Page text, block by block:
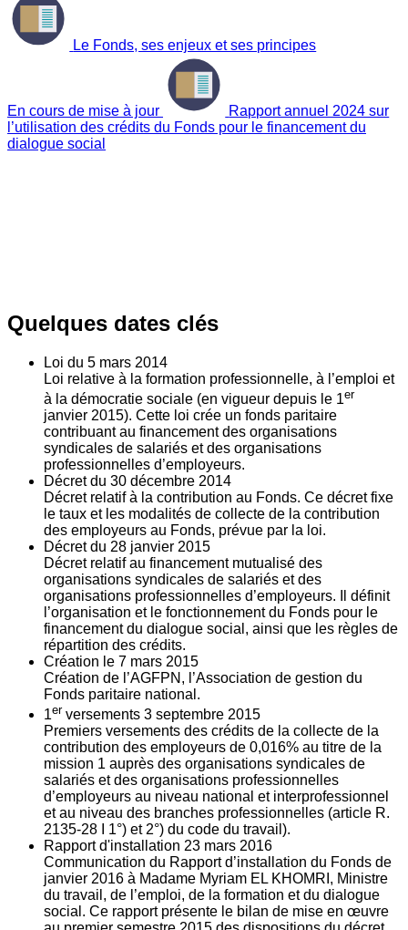
Le Fonds, ses enjeux et ses principes
En cours de mise à jour
Rapport annuel 2024 sur
l’utilisation des crédits du Fonds pour le financement du
dialogue social
Quelques dates clés
Loi du 5 mars 2014
Loi relative à la formation professionnelle, à l’emploi et
à la démocratie sociale (en vigueur depuis le 1er
janvier 2015). Cette loi crée un fonds paritaire
contribuant au financement des organisations
syndicales de salariés et des organisations
professionnelles d’employeurs.
Décret du 30 décembre 2014
Décret relatif à la contribution au Fonds. Ce décret fixe
le taux et les modalités de collecte de la contribution
des employeurs au Fonds, prévue par la loi.
Décret du 28 janvier 2015
Décret relatif au financement mutualisé des
organisations syndicales de salariés et des
organisations professionnelles d’employeurs. Il définit
l’organisation et le fonctionnement du Fonds pour le
financement du dialogue social, ainsi que les règles de
répartition des crédits.
Création le 7 mars 2015
Création de l’AGFPN, l’Association de gestion du
Fonds paritaire national.
1er versements 3 septembre 2015
Premiers versements des crédits de la collecte de la
contribution des employeurs de 0,016% au titre de la
mission 1 auprès des organisations syndicales de
salariés et des organisations professionnelles
d’employeurs au niveau national et interprofessionnel
et au niveau des branches professionnelles (article R.
2135‐28 I 1°) et 2°) du code du travail).
Rapport d'installation 23 mars 2016
Communication du Rapport d’installation du Fonds de
janvier 2016 à Madame Myriam EL KHOMRI, Ministre
du travail, de l’emploi, de la formation et du dialogue
social. Ce rapport présente le bilan de mise en œuvre